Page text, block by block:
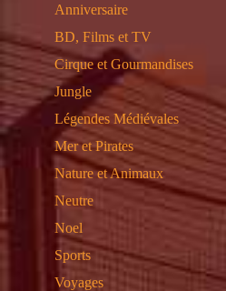
Anniversaire
BD, Films et TV
Cirque et Gourmandises
Jungle
Légendes Médiévales
Mer et Pirates
Nature et Animaux
Neutre
Noel
Sports
Voyages